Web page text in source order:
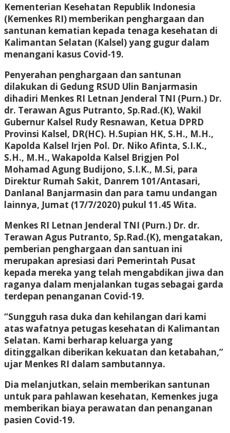
Kementerian Kesehatan Republik Indonesia
(Kemenkes RI) memberikan penghargaan dan
santunan kematian kepada tenaga kesehatan di
Kalimantan Selatan (Kalsel) yang gugur dalam
menangani kasus Covid-19.
Penyerahan penghargaan dan santunan
dilakukan di Gedung RSUD Ulin Banjarmasin
dihadiri Menkes RI Letnan Jenderal TNI (Purn.) Dr.
dr. Terawan Agus Putranto, Sp.Rad.(K), Wakil
Gubernur Kalsel Rudy Resnawan, Ketua DPRD
Provinsi Kalsel, DR(HC). H.Supian HK, S.H., M.H.,
Kapolda Kalsel Irjen Pol. Dr. Niko Afinta, S.I.K.,
S.H., M.H., Wakapolda Kalsel Brigjen Pol
Mohamad Agung Budijono, S.I.K., M.Si, para
Direktur Rumah Sakit, Danrem 101/Antasari,
Danlanal Banjarmasin dan para tamu undangan
lainnya, Jumat (17/7/2020) pukul 11.45 Wita.
Menkes RI Letnan Jenderal TNI (Purn.) Dr. dr.
Terawan Agus Putranto, Sp.Rad.(K), mengatakan,
pemberian penghargaan dan santuan ini
merupakan apresiasi dari Pemerintah Pusat
kepada mereka yang telah mengabdikan jiwa dan
raganya dalam menjalankan tugas sebagai garda
terdepan penanganan Covid-19.
“Sungguh rasa duka dan kehilangan dari kami
atas wafatnya petugas kesehatan di Kalimantan
Selatan. Kami berharap keluarga yang
ditinggalkan diberikan kekuatan dan ketabahan,”
ujar Menkes RI dalam sambutannya.
Dia melanjutkan, selain memberikan santunan
untuk para pahlawan kesehatan, Kemenkes juga
memberikan biaya perawatan dan penanganan
pasien Covid-19.